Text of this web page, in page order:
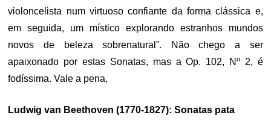
violoncelista num virtuoso confiante da forma clássica e,
em seguida, um místico explorando estranhos mundos
novos de beleza sobrenatural”. Não chego a ser
apaixonado por estas Sonatas, mas a Op. 102, Nº 2, é
fodíssima. Vale a pena,
Ludwig van Beethoven (1770-1827): Sonatas pata